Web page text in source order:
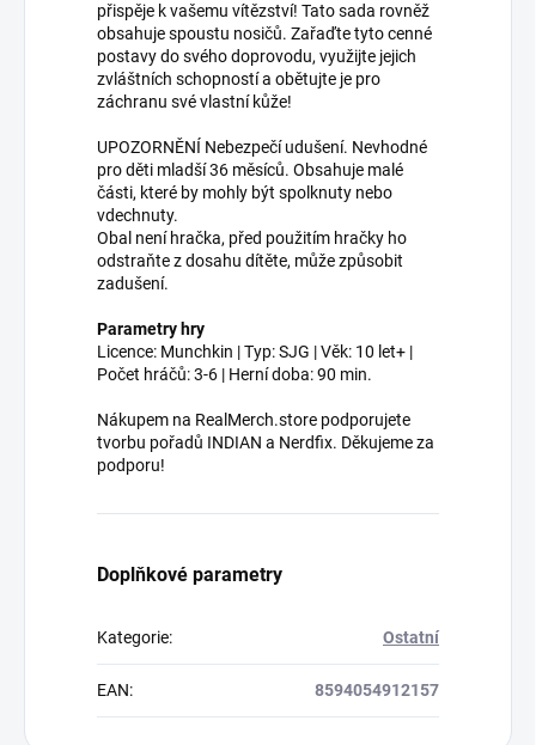
přispěje k vašemu vítězství! Tato sada rovněž
obsahuje spoustu nosičů. Zařaďte tyto cenné
postavy do svého doprovodu, využijte jejich
zvláštních schopností a obětujte je pro
záchranu své vlastní kůže!
UPOZORNĚNÍ Nebezpečí udušení. Nevhodné
pro děti mladší 36 měsíců. Obsahuje malé
části, které by mohly být spolknuty nebo
vdechnuty.
Obal není hračka, před použitím hračky ho
odstraňte z dosahu dítěte, může způsobit
zadušení.
Parametry hry
Licence: Munchkin | Typ: SJG | Věk: 10 let+ |
Počet hráčů: 3-6 | Herní doba: 90 min.
Nákupem na RealMerch.store podporujete
tvorbu pořadů INDIAN a Nerdfix. Děkujeme za
podporu!
Doplňkové parametry
Kategorie: Ostatní
EAN: 8594054912157